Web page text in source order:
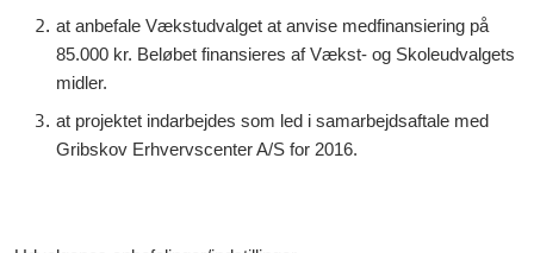
at anbefale Vækstudvalget at anvise medfinansiering på
85.000 kr. Beløbet finansieres af Vækst- og Skoleudvalgets
midler.
at projektet indarbejdes som led i samarbejdsaftale med
Gribskov Erhvervscenter A/S for 2016.